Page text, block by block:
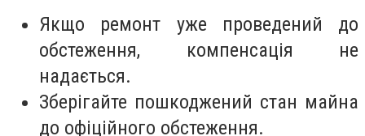
Якщо ремонт уже проведений до
обстеження, компенсація не
надається.
Зберігайте пошкоджений стан майна
до офіційного обстеження.